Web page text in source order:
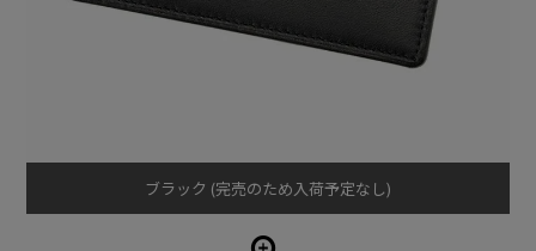
ブラック (完売のため入荷予定なし)